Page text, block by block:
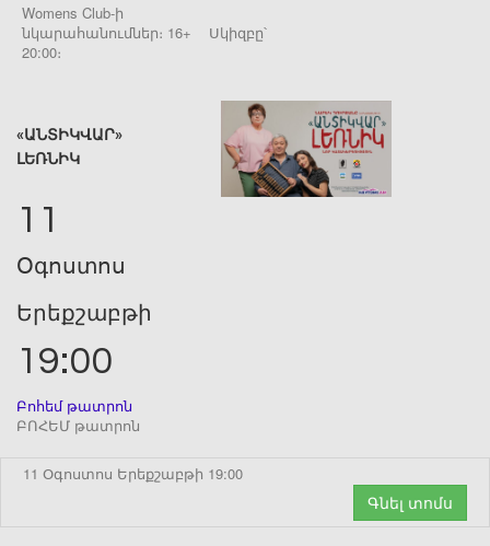
Womens Club-ի
նկարահանումներ։ 16+ Սկիզբը՝
20:00։
«ԱՆՏԻԿՎԱՐ»
ԼԵՌՆԻԿ
11
Օգոստոս
Երեքշաբթի
19:00
Բոհեմ թատրոն
ԲՈՀԵՄ թատրոն
11 Օգոստոս Երեքշաբթի 19:00
Գնել տոմս